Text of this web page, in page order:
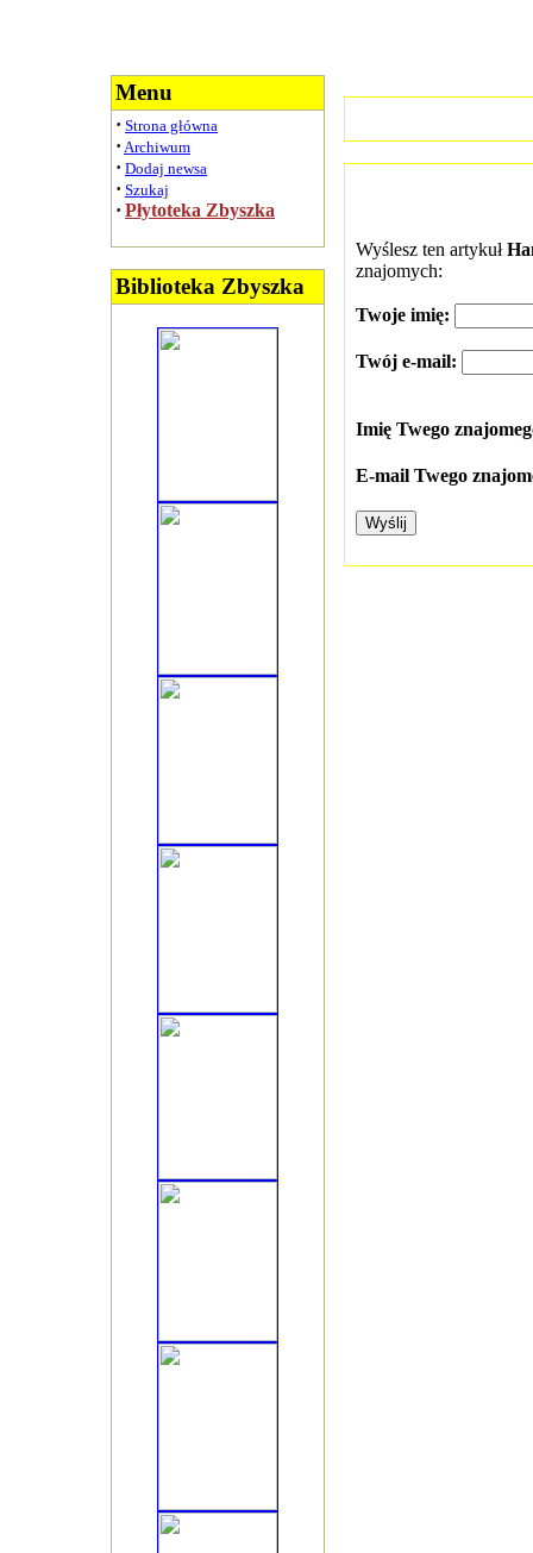
Menu
· Strona główna
· Archiwum
· Dodaj newsa
· Szukaj
· Płytoteka Zbyszka
Biblioteka Zbyszka
Wyślesz ten artykuł
znajomych:
Twoje imię:
Twój e-mail:
Imię Twego
E-mail Twego